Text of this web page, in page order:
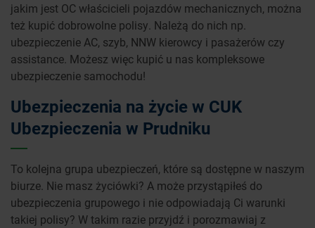
jakim jest OC właścicieli pojazdów mechanicznych, można
też kupić dobrowolne polisy. Należą do nich np.
ubezpieczenie AC, szyb, NNW kierowcy i pasażerów czy
assistance. Możesz więc kupić u nas kompleksowe
ubezpieczenie samochodu!
Ubezpieczenia na życie w CUK
Ubezpieczenia w Prudniku
To kolejna grupa ubezpieczeń, które są dostępne w naszym
biurze. Nie masz życiówki? A może przystąpiłeś do
ubezpieczenia grupowego i nie odpowiadają Ci warunki
takiej polisy? W takim razie przyjdź i porozmawiaj z